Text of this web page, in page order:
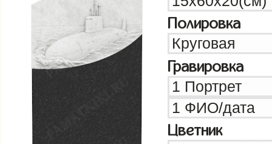
Полировка
Гравировка
Цветник